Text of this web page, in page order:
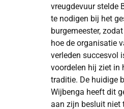
vreugdevuur stelde
te nodigen bij het
burgemeester,
hoe de organisatie
verleden succesvol
voordelen hij ziet in
traditie. De huidige
Wijbenga heeft dit
aan zijn besluit niet